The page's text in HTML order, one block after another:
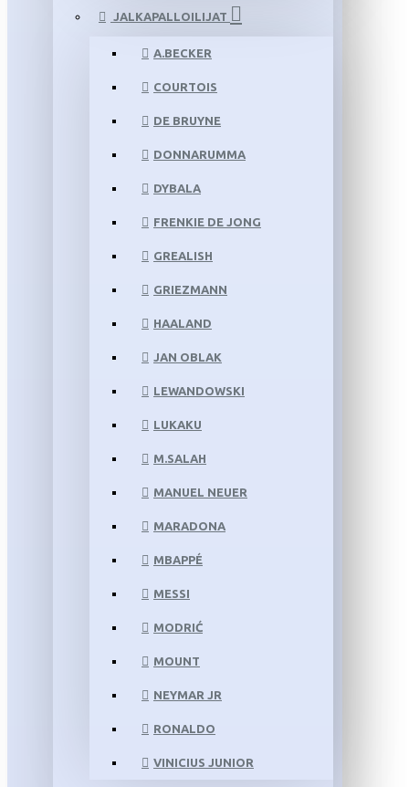
JALKAPALLOILIJAT
A.BECKER
COURTOIS
DE BRUYNE
DONNARUMMA
DYBALA
FRENKIE DE JONG
GREALISH
GRIEZMANN
HAALAND
JAN OBLAK
LEWANDOWSKI
LUKAKU
M.SALAH
MANUEL NEUER
MARADONA
MBAPPÉ
MESSI
MODRIĆ
MOUNT
NEYMAR JR
RONALDO
VINICIUS JUNIOR